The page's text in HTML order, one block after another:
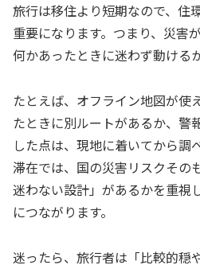
旅行は移住より短期なので、住
重要になります。つまり、災害
何かあったときに迷わず動ける
たとえば、オフライン地図が使
たときに別ルートがあるか、警
した点は、現地に着いてから調
滞在では、国の災害リスクその
迷わない設計」があるかを重視
につながります。
迷ったら、旅行者は「比較的穏